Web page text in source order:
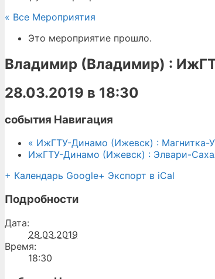
« Все Мероприятия
Это мероприятие прошло.
Владимир (Владимир) :
28.03.2019 в 18:30
события Навигация
« ИжГТУ-Динамо (Ижевск) : Магнитка-
ИжГТУ-Динамо (Ижевск) : Элвари-
+ Календарь Google+ Экспорт в iCal
Подробности
Дата:
28.03.2019
Время:
18:30